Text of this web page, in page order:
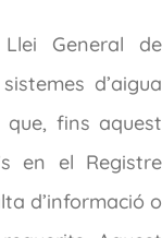
General de
d’aigua
que, fins aquest
en el Registre
d’informació o